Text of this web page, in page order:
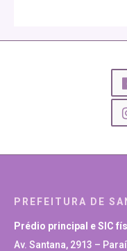
PREFEITURA DE
Prédio principal e SIC
Av. Santana, 2913 –